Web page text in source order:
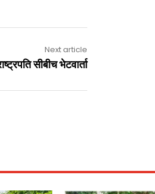
Next article
सीबीच भेटवार्ता